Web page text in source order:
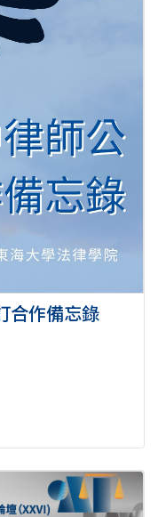
合作備忘錄